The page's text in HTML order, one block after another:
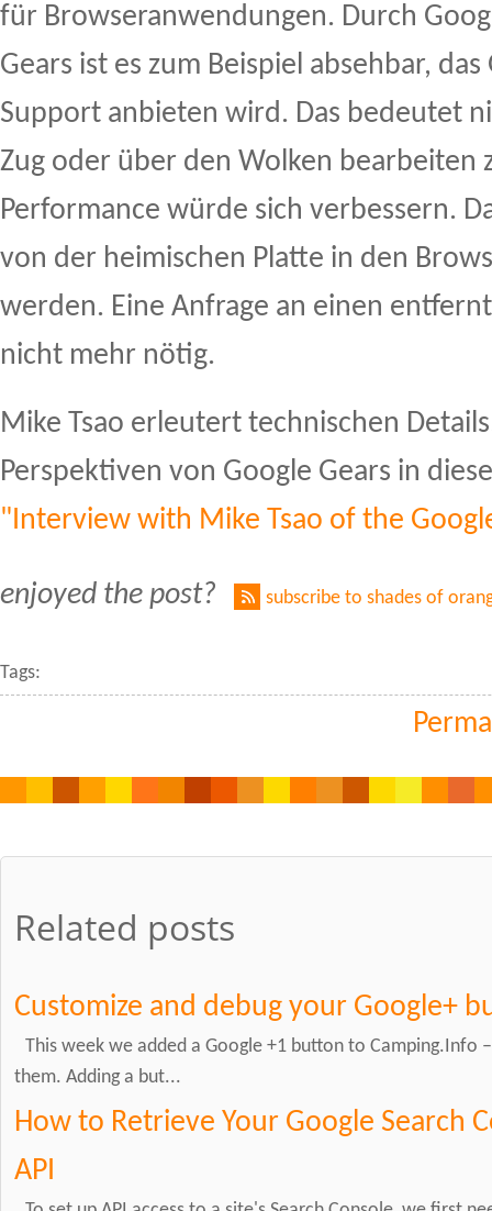
für Browseranwendungen. Durch
Gears ist es zum Beispiel absehbar,
Support anbieten wird. Das bedeutet
Zug oder über den Wolken bearbeiten
Performance würde sich verbessern.
von der heimischen Platte in den
werden. Eine Anfrage an einen
nicht mehr nötig.
Mike Tsao erleutert technischen
Perspektiven von Google Gears in
"Interview with Mike Tsao of the
enjoyed the post? subscribe to shades of
Tags:
Related posts
Customize and debug your Google+
This week we added a Google +1 button to Camping.Info
them. Adding a but...
How to Retrieve Your Google Search
API